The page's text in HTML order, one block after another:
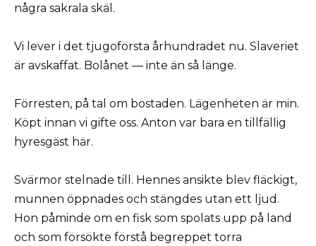
några sakrala skäl.
Vi lever i det tjugoförsta århundradet nu. Slaveriet
är avskaffat. Bolånet — inte än så länge.
Förresten, på tal om bostaden. Lägenheten är min.
Köpt innan vi gifte oss. Anton var bara en tillfällig
hyresgäst här.
Svärmor stelnade till. Hennes ansikte blev fläckigt,
munnen öppnades och stängdes utan ett ljud.
Hon påminde om en fisk som spolats upp på land
och som försökte förstå begreppet torra